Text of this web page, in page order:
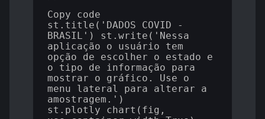
Copy code
st.title('DADOS COVID -
BRASIL') st.write('Nessa
aplicação o usuário tem
opção de escolher o estado e
o tipo de informação para
mostrar o gráfico. Use o
menu lateral para alterar a
amostragem.')
st.plotly_chart(fig,